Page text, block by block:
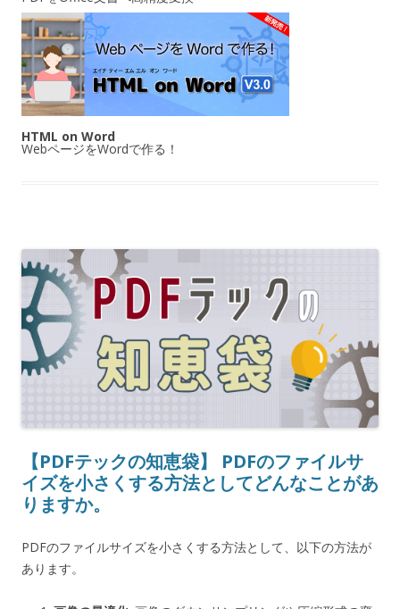
HTML on Word
WebページをWordで作る！
【PDFテックの知恵袋】 PDFのファイルサ
イズを小さくする方法としてどんなことがあ
りますか。
PDFのファイルサイズを小さくする方法として、以下の方法が
あります。